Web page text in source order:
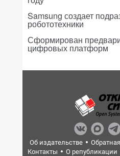
Samsung создает
робототехники
Сформирован
цифровых платформ
Об издательстве
Контакты
О републикации